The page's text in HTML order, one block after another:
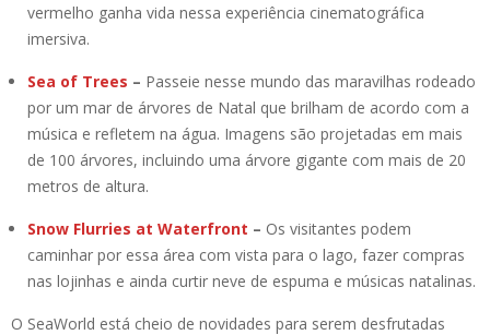
vermelho ganha vida nessa experiência cinematográfica
imersiva.
Sea of Trees – Passeie nesse mundo das maravilhas rodeado
por um mar de árvores de Natal que brilham de acordo com a
música e refletem na água. Imagens são projetadas em mais
de 100 árvores, incluindo uma árvore gigante com mais de 20
metros de altura.
Snow Flurries at Waterfront – Os visitantes podem
caminhar por essa área com vista para o lago, fazer compras
nas lojinhas e ainda curtir neve de espuma e músicas natalinas.
O SeaWorld está cheio de novidades para serem desfrutadas